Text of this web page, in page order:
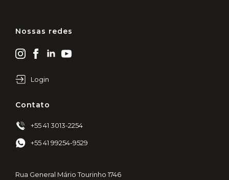
Nossas redes
Login
Contato
+55 41 3013-2254
+55 41 99254-9529
Rua General Mário Tourinho 1746